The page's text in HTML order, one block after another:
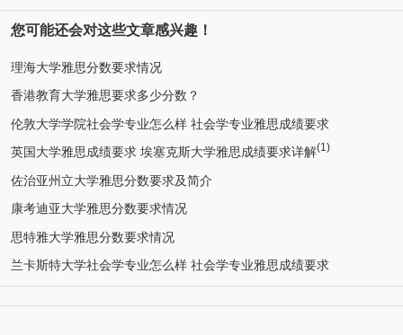
您可能还会对这些文章感兴趣！
理海大学雅思分数要求情况
香港教育大学雅思要求多少分数？
伦敦大学学院社会学专业怎么样 社会学专业雅思成绩要求
英国大学雅思成绩要求 埃塞克斯大学雅思成绩要求详解(1)
佐治亚州立大学雅思分数要求及简介
康考迪亚大学雅思分数要求情况
思特雅大学雅思分数要求情况
兰卡斯特大学社会学专业怎么样 社会学专业雅思成绩要求